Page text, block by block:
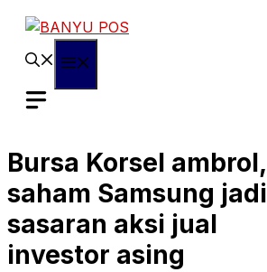
Skip
content
Bursa Korsel ambrol,
saham Samsung jadi
sasaran aksi jual
investor asing